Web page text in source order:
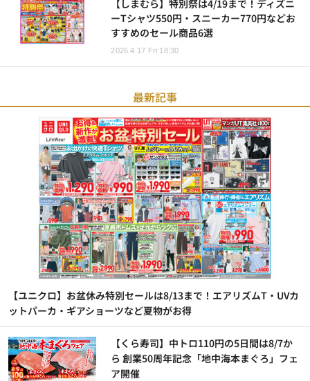
【しまむら】特別祭は4/19まで！ディズニ
ーTシャツ550円・スニーカー770円などお
すすめのセール商品6選
2026.4.17 Fri 18:30
最新記事
【ユニクロ】お盆休み特別セールは8/13まで！エアリズムT・UVカ
ットパーカ・ギアショーツなど夏物がお得
【くら寿司】中トロ110円の5日間は8/7か
ら 創業50周年記念「地中海本まぐろ」フェ
ア開催